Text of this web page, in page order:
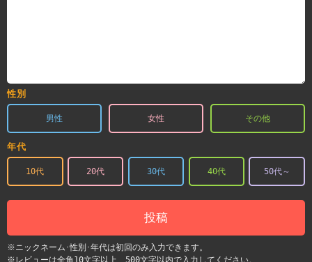
性別
男性 女性 その他
年代
10代 20代 30代 40代 50代～
投稿
※ニックネーム･性別･年代は初回のみ入力できます。